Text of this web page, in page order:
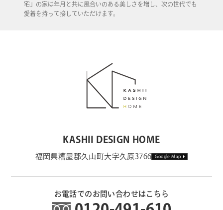
宅」の家は年月と共に風合いのある美しさを増し、次の世代でも
愛着を持って接していただけます。
KASHII DESIGN HOME
福岡県糟屋郡久山町大字久原3766 Google Map
お電話でのお問い合わせはこちら